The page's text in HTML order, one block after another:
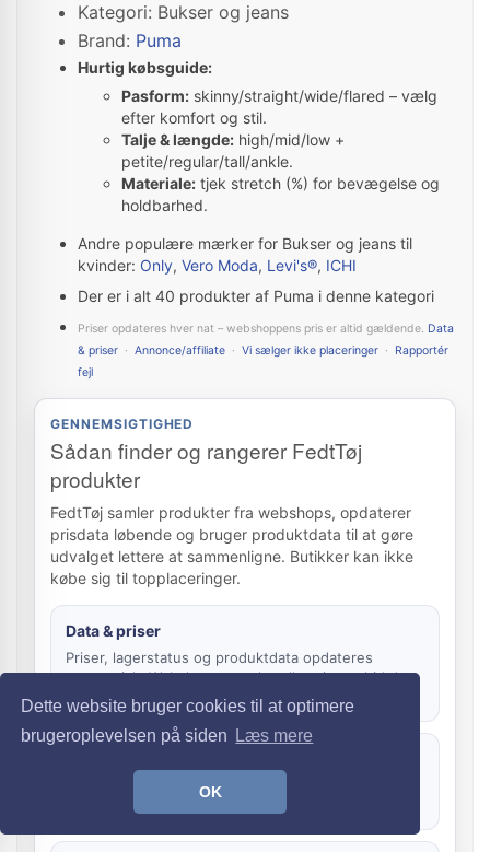
Dette website bruger cookies til at optimere
brugeroplevelsen på siden
Læs mere
OK
Kategori: Bukser og jeans
Brand: Puma
Hurtig købsguide:
Pasform: skinny/straight/wide/flared – vælg
efter komfort og stil.
Talje & længde: high/mid/low +
petite/regular/tall/ankle.
Materiale: tjek stretch (%) for bevægelse og
holdbarhed.
Andre populære mærker for Bukser og jeans til
kvinder: Only, Vero Moda, Levi's®, ICHI
Der er i alt 40 produkter af Puma i denne kategori
Priser opdateres hver nat – webshoppens pris er altid gældende. Data
& priser · Annonce/affiliate · Vi sælger ikke placeringer · Rapportér
fejl
GENNEMSIGTIGHED
Sådan finder og rangerer FedtTøj
produkter
FedtTøj samler produkter fra webshops, opdaterer
prisdata løbende og bruger produktdata til at gøre
udvalget lettere at sammenligne. Butikker kan ikke
købe sig til topplaceringer.
Data & priser
Priser, lagerstatus og produktdata opdateres
automatisk. Webshoppens aktuelle pris er altid den
gældende.
Sortering bygger på relevans, pris, data, kategori,